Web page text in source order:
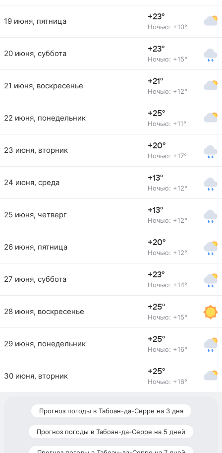
19 июня, пятница +23°
Ночью: +10°
20 июня, суббота +23°
Ночью: +15°
21 июня, воскресенье +21°
Ночью: +12°
22 июня, понедельник +25°
Ночью: +11°
23 июня, вторник +20°
Ночью: +17°
24 июня, среда +13°
Ночью: +12°
25 июня, четверг +13°
Ночью: +12°
26 июня, пятница +20°
Ночью: +12°
27 июня, суббота +23°
Ночью: +14°
28 июня, воскресенье +25°
Ночью: +15°
29 июня, понедельник +25°
Ночью: +16°
30 июня, вторник +25°
Ночью: +16°
Прогноз погоды в Табоан-да-Серре на 3 дня
Прогноз погоды в Табоан-да-Серре на 5 дней